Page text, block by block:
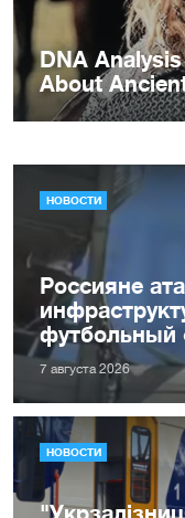
НОВОСТИ
Россияне
футбольный
7 августа 2026
НОВОСТИ